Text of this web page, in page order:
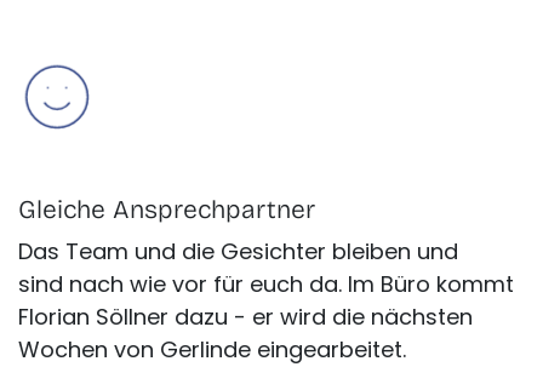
Gleiche Ansprechpartner
Das Team und die Gesichter bleiben und
sind nach wie vor für euch da. Im Büro kommt
Florian Söllner dazu - er wird die nächsten
Wochen von Gerlinde eingearbeitet.